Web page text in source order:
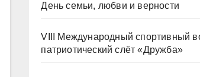
День семьи, любви и верности
VIII Международный спортивный
патриотический слёт «Дружба»